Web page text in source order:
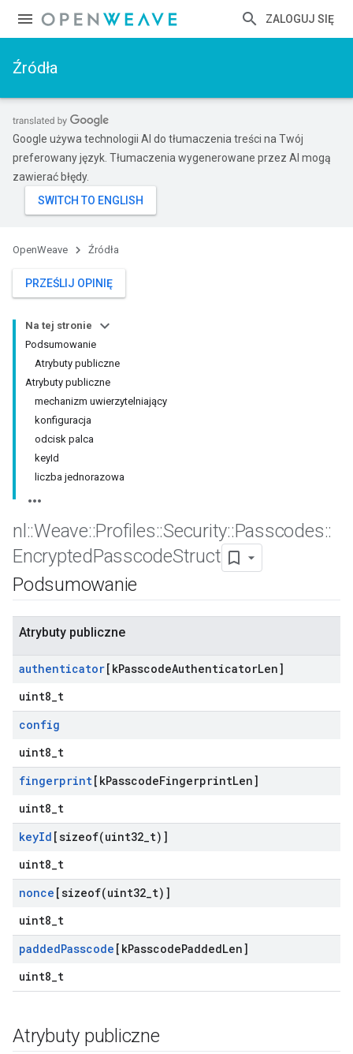
ZALOGUJ SIĘ
Źródła
Google używa technologii AI do tłumaczenia treści na Twój
preferowany język. Tłumaczenia wygenerowane przez AI mogą
zawierać błędy.
OpenWeave Źródła
PRZEŚLIJ OPINIĘ
Na tej stronie
Podsumowanie
Atrybuty publiczne
Atrybuty publiczne
mechanizm uwierzytelniający
konfiguracja
odcisk palca
keyId
liczba jednorazowa
nl ::Weave::Profiles::Security::Passcodes::
EncryptedPasscodeStruct
Podsumowanie
Atrybuty publiczne
authenticator[kPasscodeAuthenticatorLen]
uint8_t
config
uint8_t
fingerprint[kPasscodeFingerprintLen]
uint8_t
keyId [sizeof(uint32 t)]
uint8_t
nonce [sizeof(uint32 t)]
uint8_t
paddedPasscode [kPasscodePaddedLen]
uint8_t
Atrybuty publiczne